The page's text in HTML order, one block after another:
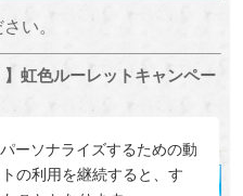
ーソナライズするための動
の利用を継続すると、す
い。
虹色ルーレットキャンペー